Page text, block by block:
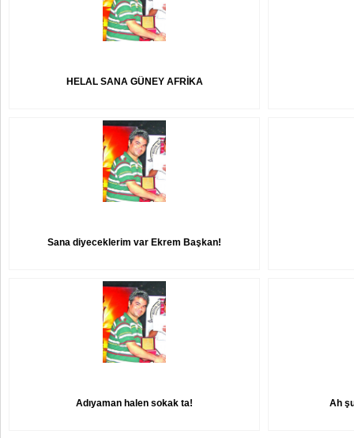
HELAL SANA GÜNEY AFRİKA
Sana diyeceklerim var Ekrem Başkan!
Adıyaman halen sokak ta! Ah